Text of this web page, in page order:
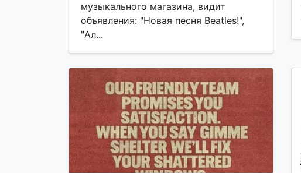
музыкального магазина, видит
объявления: "Новая песня Beatles!",
"Ал...